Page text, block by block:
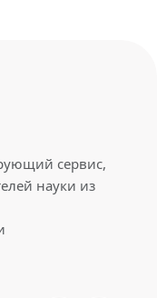
сервис,
науки из